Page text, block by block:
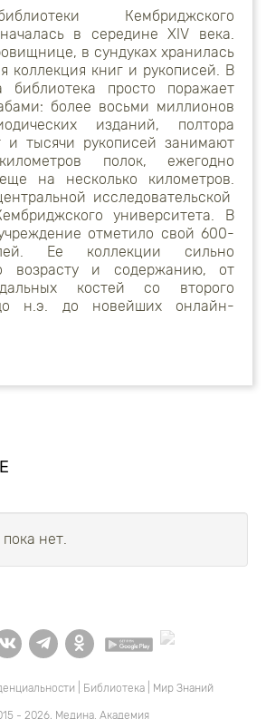
Кембриджского
в середине XIV века.
в сундуках хранилась
коллекция книг и рукописей. В
просто поражает
более восьми миллионов
изданий, полтора
и тысячи рукописей занимают
полок, ежегодно
на несколько километров.
исследовательской
университета. В
отметило свой 600-
Ее коллекции сильно
возрасту и содержанию, от
костей со второго
н.э. до новейших онлайн-
нет.
Библиотека Мир Знаний
- 2026, Медина. Академия